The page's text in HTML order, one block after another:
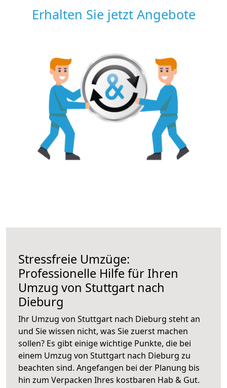
Erhalten Sie jetzt Angebote
Stressfreie Umzüge:
Professionelle Hilfe für Ihren
Umzug von Stuttgart nach
Dieburg
Ihr Umzug von Stuttgart nach Dieburg steht an
und Sie wissen nicht, was Sie zuerst machen
sollen? Es gibt einige wichtige Punkte, die bei
einem Umzug von Stuttgart nach Dieburg zu
beachten sind. Angefangen bei der Planung bis
hin zum Verpacken Ihres kostbaren Hab & Gut.